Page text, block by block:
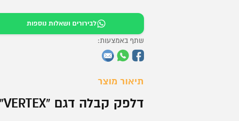
דלפק
קבלה
דגם
VERTEX
לבירורים ושאלות נוספות
תיאור מוצר
דלפק קבלה דגם “VERTEX”
שתף באמצעות: